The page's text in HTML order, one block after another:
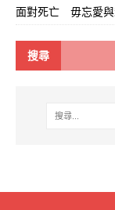
面對死亡 毋忘愛與
搜尋